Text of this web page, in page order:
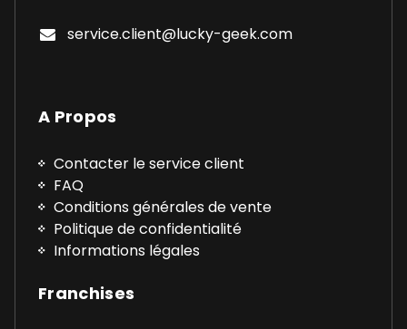
service.client@lucky-geek.com
A Propos
Contacter le service client
FAQ
Conditions générales de vente
Politique de confidentialité
Informations légales
Franchises